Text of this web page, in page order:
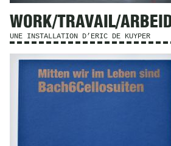
WORK/TRAVAIL/
UNE INSTALLATION D’ERIC DE KUYPER